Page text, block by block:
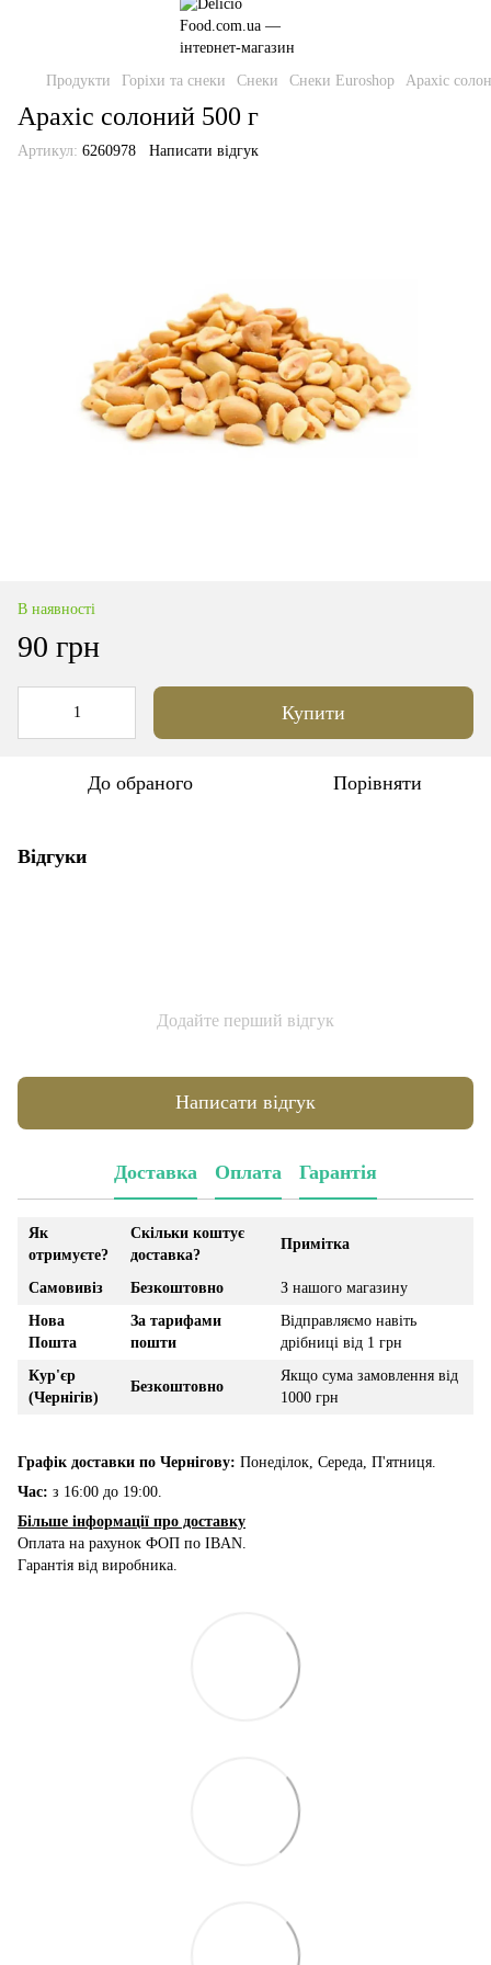
Продукти Горіхи та снеки Снеки Снеки Euroshop Арахіс
Арахіс солоний 500 г
Артикул: 6260978 Написати відгук
В наявності
90 грн
Купити
До обраного Порівняти
Відгуки
Додайте перший відгук
Написати відгук
Доставка Оплата Гарантія
Як
отримуєте?
Скільки коштує
доставка?
Примітка
Самовивіз Безкоштовно
З нашого магазину
Нова
Пошта
За тарифами
пошти
Відправляємо навіть
дрібниці від 1 грн
Кур'єр
(Чернігів)
Безкоштовно
Якщо сума замовлення від
1000 грн
Графік доставки по Чернігову: Понеділок, Середа, П'ятниця.
Час: з 16:00 до 19:00.
Більше інформації про доставку
Оплата на рахунок ФОП по IBAN.
Гарантія від виробника.